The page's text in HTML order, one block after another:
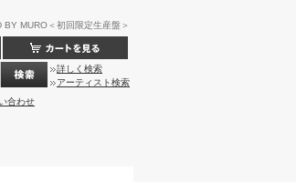
MURO＜初回限定生産盤＞
詳しく検索
アーティスト検索
合わせ